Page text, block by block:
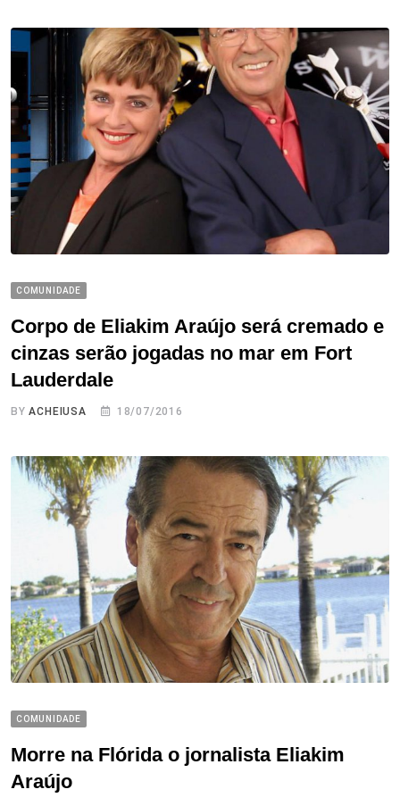
COMUNIDADE
Corpo de Eliakim Araújo será cremado e
cinzas serão jogadas no mar em Fort
Lauderdale
BYACHEIUSA 18/07/2016
COMUNIDADE
Morre na Flórida o jornalista Eliakim
Araújo